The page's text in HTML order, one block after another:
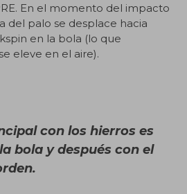
En el momento del impacto
del palo se desplace hacia
en la bola (lo que
eleve en el aire).
con los hierros es
bola y después con el